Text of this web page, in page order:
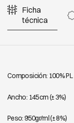
Ficha
técnica
Composición: 100% PL
Ancho: 145cm (± 3%)
Peso: 950gr/ml (± 8%)